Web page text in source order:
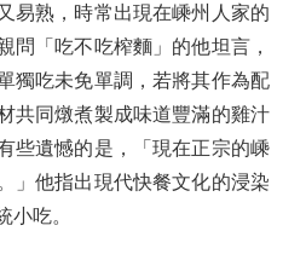
易熟，時常出現在嵊州人家的
問「吃不吃榨麵」的他坦言，
獨吃未免單調，若將其作為配
共同燉煮製成味道豐滿的雞汁
些遺憾的是，「現在正宗的嵊
」他指出現代快餐文化的浸染
小吃。